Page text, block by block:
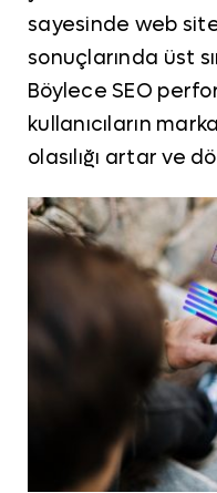
sayesinde web
sonuçlarında üst
Böylece SEO
kullanıcıların
olasılığı artar ve